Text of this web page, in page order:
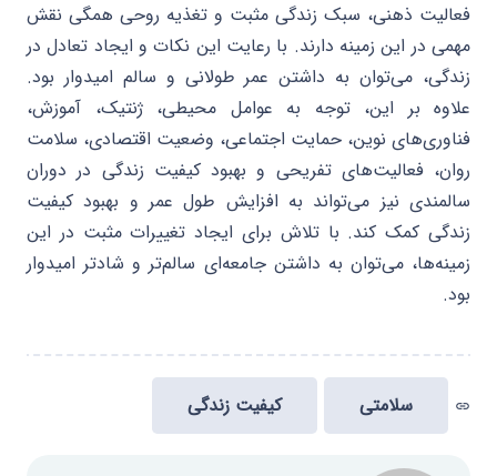
فعالیت ذهنی، سبک زندگی مثبت و تغذیه روحی همگی نقش
مهمی در این زمینه دارند. با رعایت این نکات و ایجاد تعادل در
زندگی، می‌توان به داشتن عمر طولانی و سالم امیدوار بود.
علاوه بر این، توجه به عوامل محیطی، ژنتیک، آموزش،
فناوری‌های نوین، حمایت اجتماعی، وضعیت اقتصادی، سلامت
روان، فعالیت‌های تفریحی و بهبود کیفیت زندگی در دوران
سالمندی نیز می‌تواند به افزایش طول عمر و بهبود کیفیت
زندگی کمک کند. با تلاش برای ایجاد تغییرات مثبت در این
زمینه‌ها، می‌توان به داشتن جامعه‌ای سالم‌تر و شادتر امیدوار
بود.
link سلامتی کیفیت زندگی